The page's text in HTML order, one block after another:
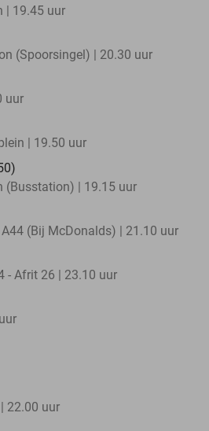
| 19.45 uur
(Spoorsingel) | 20.30 uur
uur
| 19.50 uur
(Busstation) | 19.15 uur
(Bij McDonalds) | 21.10 uur
- Afrit 26 | 23.10 uur
22.00 uur